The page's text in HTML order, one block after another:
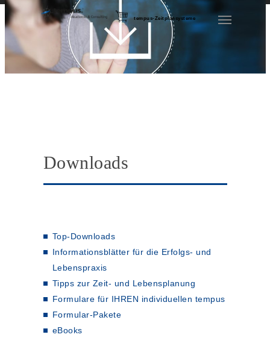
tempus-Zeitplansysteme
Downloads
Top-Downloads
Informationsblätter für die Erfolgs- und
Lebenspraxis
Tipps zur Zeit- und Lebensplanung
Formulare für IHREN individuellen tempus
Formular-Pakete
eBooks